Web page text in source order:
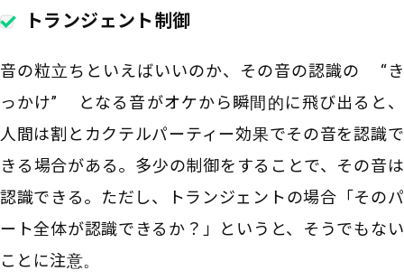
トランジェント制御
音の粒立ちといえばいいのか、その音の認識の “き
っかけ” となる音がオケから瞬間的に飛び出ると、
人間は割とカクテルパーティー効果でその音を認識で
きる場合がある。多少の制御をすることで、その音は
認識できる。ただし、トランジェントの場合「そのパ
ート全体が認識できるか？」というと、そうでもない
ことに注意。